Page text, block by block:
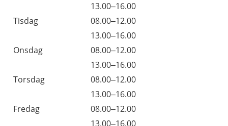
13.00–16.00
Tisdag
08.00–12.00
13.00–16.00
Onsdag
08.00–12.00
13.00–16.00
Torsdag
08.00–12.00
13.00–16.00
Fredag
08.00–12.00
13.00–16.00